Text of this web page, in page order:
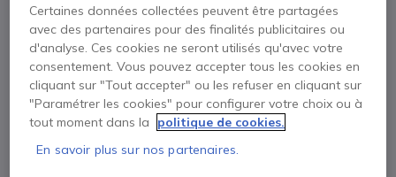
Épuisé
1 an de garantieconstructeur
Payez en 4 sans frais ( 8,09 €)Afficher plus
Certaines données collectées peuvent être partagées
avec des partenaires pour des finalités publicitaires ou
d'analyse. Ces cookies ne seront utilisés qu'avec votre
consentement. Vous pouvez accepter tous les cookies en
cliquant sur "Tout accepter" ou les refuser en cliquant sur
"Paramétrer les cookies" pour configurer votre choix ou à
tout moment dans la
politique de cookies.
En savoir plus sur nos partenaires.